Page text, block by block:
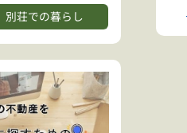
別荘での暮らし